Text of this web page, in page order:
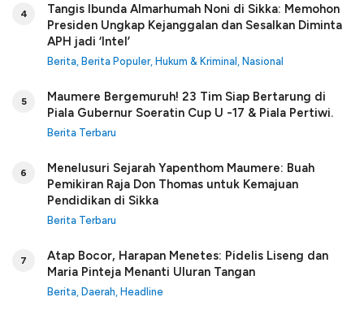
4
Tangis Ibunda Almarhumah Noni di Sikka: Memohon
Presiden Ungkap Kejanggalan dan Sesalkan Diminta
APH jadi ‘Intel’
Berita Berita Populer, Hukum & Kriminal Nasional
5
Maumere Bergemuruh! 23 Tim Siap Bertarung di
Piala Gubernur Soeratin Cup U -17 & Piala Pertiwi.
Berita Terbaru
6
Menelusuri Sejarah Yapenthom Maumere: Buah
Pemikiran Raja Don Thomas untuk Kemajuan
Pendidikan di Sikka
Berita Terbaru
7
Atap Bocor, Harapan Menetes: Pidelis Liseng dan
Maria Pinteja Menanti Uluran Tangan
Berita Daerah Headline